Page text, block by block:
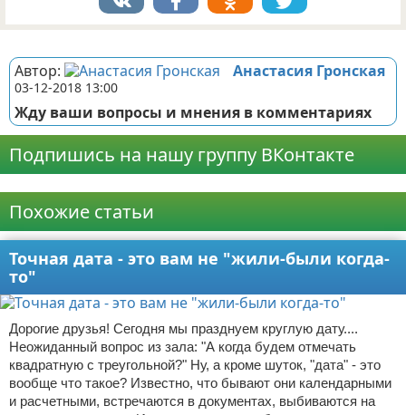
Автор: Анастасия Гронская
03-12-2018 13:00
Жду ваши вопросы и мнения в комментариях
Подпишись на нашу группу ВКонтакте
Похожие статьи
Точная дата - это вам не "жили-были когда-
то"
Дорогие друзья! Сегодня мы празднуем круглую дату....
Неожиданный вопрос из зала: "А когда будем отмечать
квадратную с треугольной?" Ну, а кроме шуток, "дата" - это
вообще что такое? Известно, что бывают они календарными
и расчетными, встречаются в документах, выбиваются на